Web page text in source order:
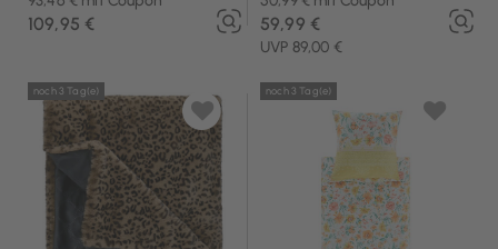
109,95 €
UVP 89,00 €
59,99 €
noch 3 Tag(e) noch 3 Tag(e)